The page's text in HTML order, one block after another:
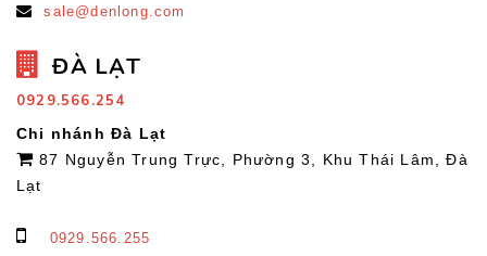
sale@denlong.com
ĐÀ LẠT
0929.566.254
Chi nhánh Đà Lạt
87 Nguyễn Trung Trực, Phường 3, Khu Thái Lâm, Đà
Lạt
0929.566.255